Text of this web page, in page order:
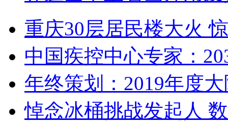
重庆30层居民楼大火
中国疾控中心专家：
年终策划：2019年度
悼念冰桶挑战发起人